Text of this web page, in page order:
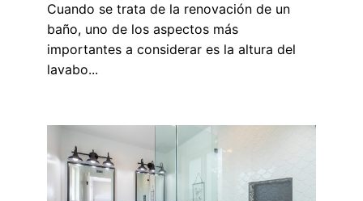
Cuando se trata de la renovación de un
baño, uno de los aspectos más
importantes a considerar es la altura del
lavabo...